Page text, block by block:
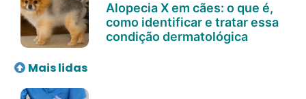
Alopecia X em cães: o que é,
como identificar e tratar essa
condição dermatológica
Mais lidas